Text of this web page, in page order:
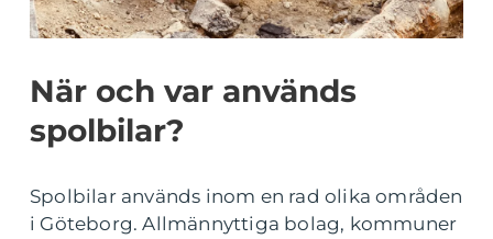
När och var används
spolbilar?
Spolbilar används inom en rad olika områden
i Göteborg. Allmännyttiga bolag, kommuner